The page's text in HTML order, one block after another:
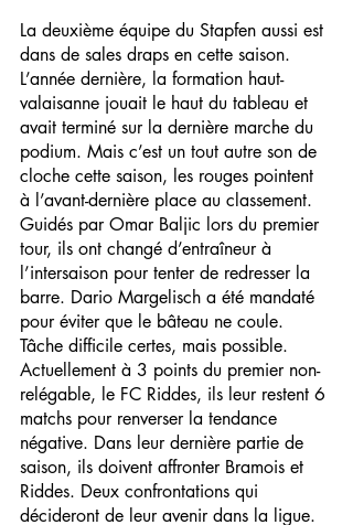
La deuxième équipe du Stapfen aussi est
dans de sales draps en cette saison.
L’année dernière, la formation haut-
valaisanne jouait le haut du tableau et
avait terminé sur la dernière marche du
podium. Mais c’est un tout autre son de
cloche cette saison, les rouges pointent
à l’avant-dernière place au classement.
Guidés par Omar Baljic lors du premier
tour, ils ont changé d’entraîneur à
l’intersaison pour tenter de redresser la
barre. Dario Margelisch a été mandaté
pour éviter que le bâteau ne coule.
Tâche difficile certes, mais possible.
Actuellement à 3 points du premier non-
relégable, le FC Riddes, ils leur restent 6
matchs pour renverser la tendance
négative. Dans leur dernière partie de
saison, ils doivent affronter Bramois et
Riddes. Deux confrontations qui
décideront de leur avenir dans la ligue.